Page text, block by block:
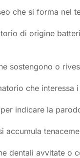
che si forma nel
di origine
sostengono o
che interessa
indicare la
accumula
dentali avvitate o